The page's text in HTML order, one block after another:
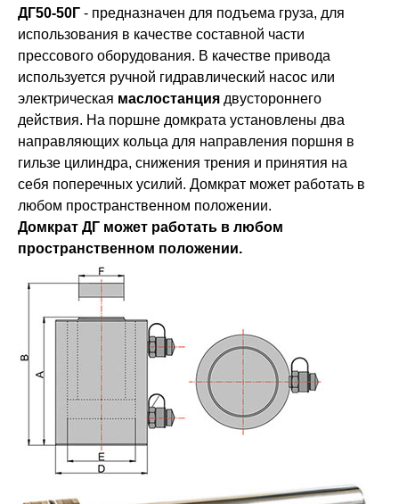
ДГ50-50Г - предназначен для подъема груза, для
использования в качестве составной части
прессового оборудования. В качестве привода
используется ручной гидравлический насос или
электрическая маслостанция двустороннего
действия. На поршне домкрата установлены два
направляющих кольца для направления поршня в
гильзе цилиндра, снижения трения и принятия на
себя поперечных усилий. Домкрат может работать в
любом пространственном положении.
Домкрат ДГ может работать в любом
пространственном положении.